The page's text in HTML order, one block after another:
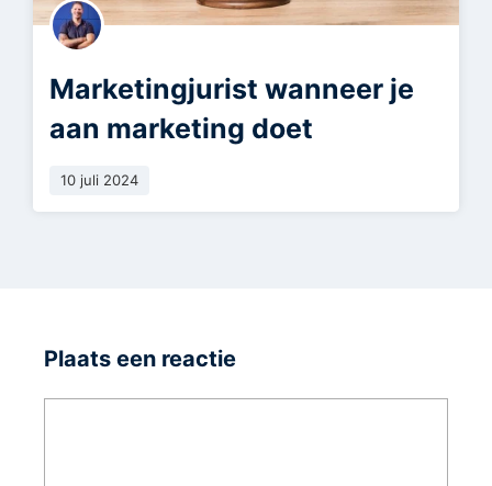
Marketingjurist wanneer je
aan marketing doet
10 juli 2024
Plaats een reactie